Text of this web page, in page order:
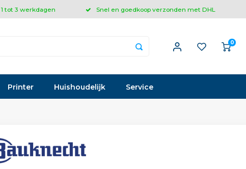
tot 3 werkdagen Snel en goedkoop verzonden met DHL
0
Printer Huishoudelijk Service